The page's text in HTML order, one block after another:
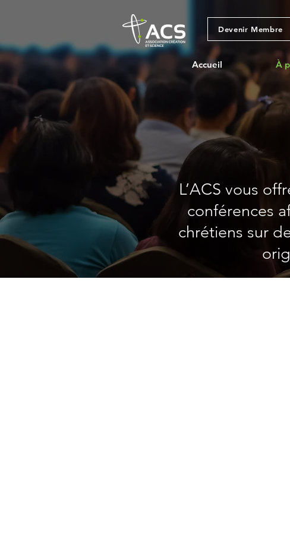
Devenir Membre
Accueil À
L’ACS vous
conférences
chrétiens sur